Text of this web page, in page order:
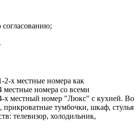
2-х местные номера как
номера со всеми
х местный номер "Люкс" с кухней. Во
прикроватные тумбочки, шкаф, стулья
телевизор, холодильник,